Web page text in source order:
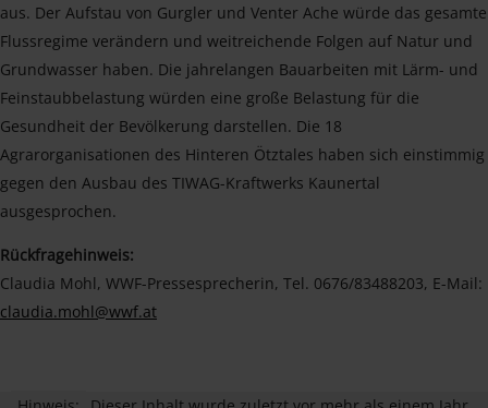
aus. Der Aufstau von Gurgler und Venter Ache würde das gesamte
Flussregime verändern und weitreichende Folgen auf Natur und
Grundwasser haben. Die jahrelangen Bauarbeiten mit Lärm- und
Feinstaubbelastung würden eine große Belastung für die
Gesundheit der Bevölkerung darstellen. Die 18
Agrarorganisationen des Hinteren Ötztales haben sich einstimmig
gegen den Ausbau des TIWAG-Kraftwerks Kaunertal
ausgesprochen.
Rückfragehinweis:
Claudia Mohl, WWF-Pressesprecherin, Tel. 0676/83488203, E-Mail:
claudia.mohl@wwf.at